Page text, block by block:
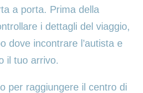
a porta. Prima della
i dettagli del viaggio,
dove incontrare l’autista e
il tuo arrivo.
per raggiungere il centro di